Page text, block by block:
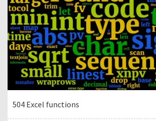
504 Excel functions